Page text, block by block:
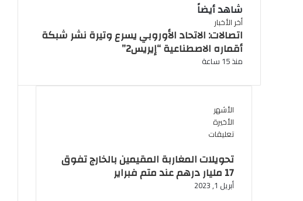
شاهد أيضاً
إغلاق
أخر الأخبار
اتصالات: الاتحاد الأوروبي يسرع وتيرة نشر شبكة
أقماره الاصطناعية “إيريس2”
منذ 15 ساعة
الأشهر
الأخيرة
تعليقات
تحويلات المغاربة المقيمين بالخارج تفوق
17 مليار درهم عند متم فبراير
أبريل 1, 2023